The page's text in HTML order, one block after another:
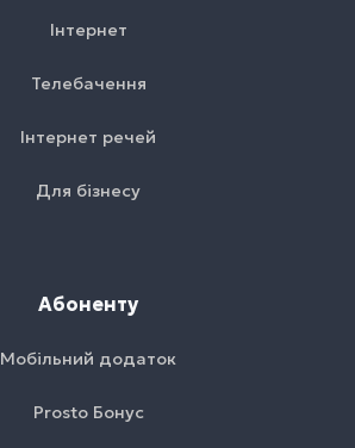
Інтернет
Телебачення
Інтернет речей
Для бізнесу
Абоненту
Мобільний додаток
Prosto Бонус